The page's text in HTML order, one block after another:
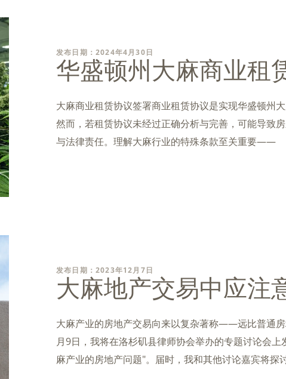
发布日期：2024年4月30日
华盛顿州大麻商业租
大麻商业租赁协议签署商业租赁协议是实现华盛顿州
然而，若租赁协议未经过正确分析与完善，可能导致
与法律责任。理解大麻行业的特殊条款至关重要——
发布日期：2023年12月7日
大麻地产交易中应注
大麻产业的房地产交易向来以复杂著称——远比普通
月9日，我将在洛杉矶县律师协会举办的专题讨论会
麻产业的房地产问题"。届时，我和其他讨论嘉宾将探